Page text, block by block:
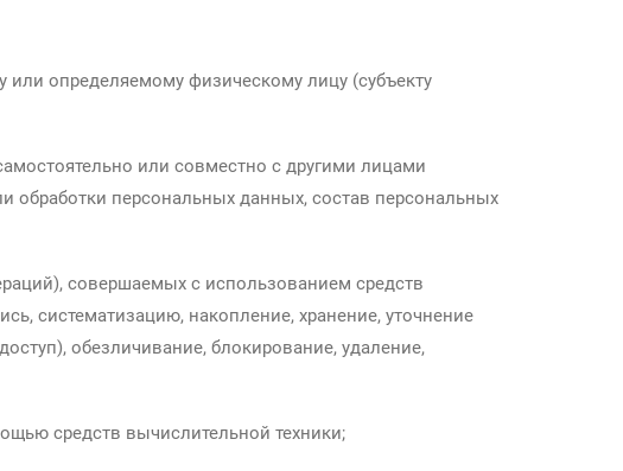
определяемому физическому лицу (субъекту
или совместно с другими лицами
персональных данных, состав персональных
совершаемых с использованием средств
систематизацию, накопление, хранение, уточнение
обезличивание, блокирование, удаление,
средств вычислительной техники;